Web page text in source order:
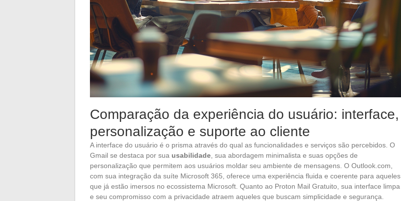
Comparação da experiência do usuário: interface,
personalização e suporte ao cliente
A interface do usuário é o prisma através do qual as funcionalidades e serviços são percebidos. O
Gmail se destaca por sua usabilidade , sua abordagem minimalista e suas opções de
personalização que permitem aos usuários moldar seu ambiente de mensagens. O Outlook.com,
com sua integração da suíte Microsoft 365, oferece uma experiência fluida e coerente para aqueles
que já estão imersos no ecossistema Microsoft. Quanto ao Proton Mail Gratuito, sua interface limpa
e seu compromisso com a privacidade atraem aqueles que buscam simplicidade e segurança.